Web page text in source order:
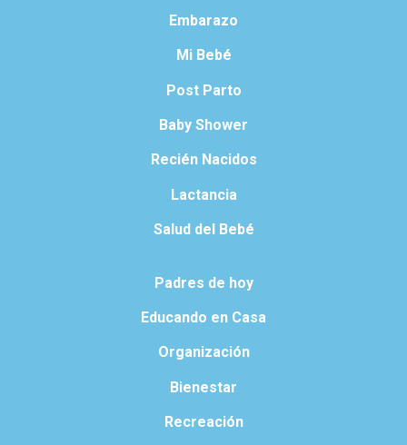
Embarazo
Mi Bebé
Post Parto
Baby Shower
Recién Nacidos
Lactancia
Salud del Bebé
Padres de hoy
Educando en Casa
Organización
Bienestar
Recreación